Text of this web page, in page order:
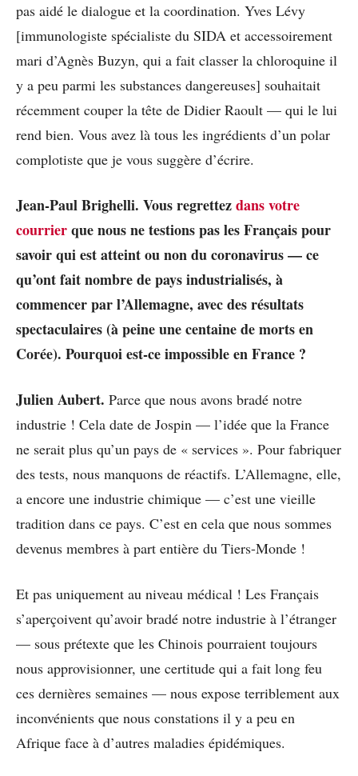
pas aidé le dialogue et la coordination. Yves Lévy
[immunologiste spécialiste du SIDA et accessoirement
mari d’Agnès Buzyn, qui a fait classer la chloroquine il
y a peu parmi les substances dangereuses] souhaitait
récemment couper la tête de Didier Raoult — qui le lui
rend bien. Vous avez là tous les ingrédients d’un polar
complotiste que je vous suggère d’écrire.
Jean-Paul Brighelli. Vous regrettezdans votre
courrierque nous ne testions pas les Français pour
savoir qui est atteint ou non du coronavirus — ce
qu’ont fait nombre de pays industrialisés, à
commencer par l’Allemagne, avec des résultats
spectaculaires (à peine une centaine de morts en
Corée). Pourquoi est-ce impossible en France ?
Julien Aubert. Parce que nous avons bradé notre
industrie ! Cela date de Jospin — l’idée que la France
ne serait plus qu’un pays de « services ». Pour fabriquer
des tests, nous manquons de réactifs. L’Allemagne, elle,
a encore une industrie chimique — c’est une vieille
tradition dans ce pays. C’est en cela que nous sommes
devenus membres à part entière du Tiers-Monde !
Et pas uniquement au niveau médical ! Les Français
s’aperçoivent qu’avoir bradé notre industrie à l’étranger
— sous prétexte que les Chinois pourraient toujours
nous approvisionner, une certitude qui a fait long feu
ces dernières semaines — nous expose terriblement aux
inconvénients que nous constations il y a peu en
Afrique face à d’autres maladies épidémiques.